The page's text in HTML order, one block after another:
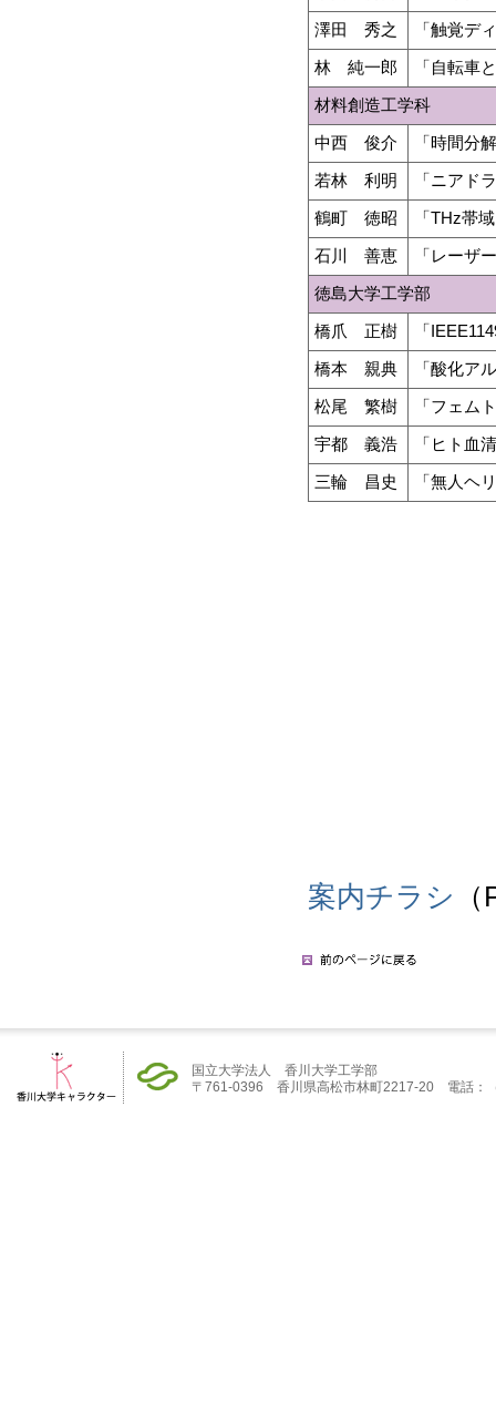
澤田 秀之 「触覚デ
林 純一郎 「自転車
材料創造工学科
中西 俊介 「時間分
若林 利明 「ニアド
鶴町 徳昭 「THz帯
石川 善恵 「レーザ
徳島大学工学部
橋爪 正樹 「
橋本 親典 「酸化ア
松尾 繁樹 「フェム
宇都 義浩 「ヒト血
三輪 昌史 「無人ヘ
案内チラシ
国立大学法人 香川大学工学部
〒761-0396 香川県高松市林町2217-20 電話：